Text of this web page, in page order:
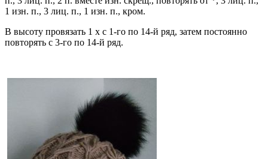
1 изн. п., 3 лиц. п., 1 изн. п., кром.
В высоту провязать 1 х с 1-го по 14-й ряд, затем постоянно
повторять с 3-го по 14-й ряд.